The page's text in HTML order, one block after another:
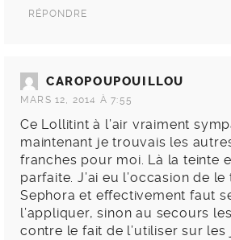
RÉPONDRE
CAROPOUPOUILLOU
MARS 12, 2014 À 7:55
Ce Lollitint à l’air vraiment
maintenant je trouvais les
franches pour moi. Là la teinte
parfaite. J’ai eu l’occasion de
Sephora et effectivement faut
l’appliquer, sinon au secours
contre le fait de l’utiliser sur